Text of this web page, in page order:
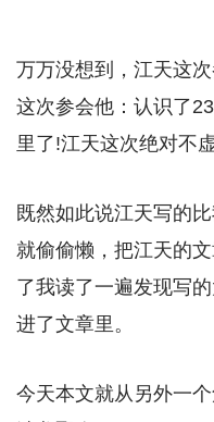
万万没想到，江天这
这次参会他：认识了
里了!江天这次绝对不
既然如此说江天写的
就偷偷懒，把江天的
了我读了一遍发现写
进了文章里。
今天本文就从另外一